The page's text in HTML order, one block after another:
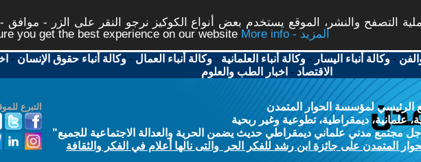
التصفح والنشر، الموقع يستخدم بعض أنواع الكوكيز نرجو النقر على الزر - موافق
you get the best experience on our website
More info - المزيد
-وكالة أنباء اليسار -وكالة أنباء العلمانية -وكالة أنباء العمال -وكالة أنباء حقوق الإنسان -
الاقتصاد - اخبار الطب والعلوم
التبرع
الرئيسي لمؤسسة الحوار المتمدن
علمانية، ديمقراطية، تطوعية وغير ربحية
مجتمع مدني علماني ديمقراطي حديث يضمن الحرية والعدالة الاجتماعية للجميع"
المتمدن على جائزة ابن رشد للفكر الحر والتى نالها أعلام في الفكر والثقافة